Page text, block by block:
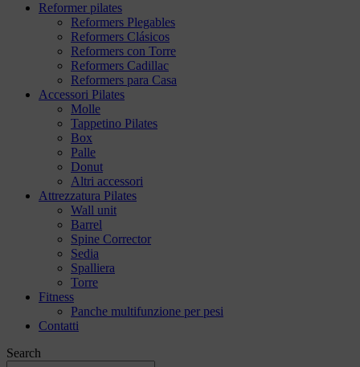
Reformer pilates
Reformers Plegables
Reformers Clásicos
Reformers con Torre
Reformers Cadillac
Reformers para Casa
Accessori Pilates
Molle
Tappetino Pilates
Box
Palle
Donut
Altri accessori
Attrezzatura Pilates
Wall unit
Barrel
Spine Corrector
Sedia
Spalliera
Torre
Fitness
Panche multifunzione per pesi
Contatti
Search